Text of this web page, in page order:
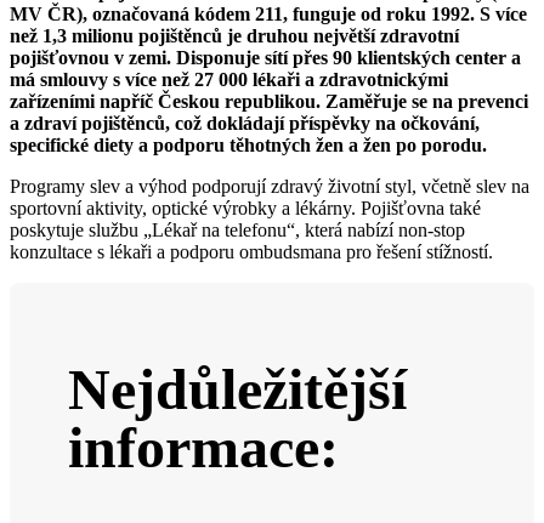
MV ČR), označovaná kódem 211, funguje od roku 1992. S více
než 1,3 milionu pojištěnců je druhou největší zdravotní
pojišťovnou v zemi. Disponuje sítí přes 90 klientských center a
má smlouvy s více než 27 000 lékaři a zdravotnickými
zařízeními napříč Českou republikou. Zaměřuje se na prevenci
a zdraví pojištěnců, což dokládají příspěvky na očkování,
specifické diety a podporu těhotných žen a žen po porodu.
Programy slev a výhod podporují zdravý životní styl, včetně slev na
sportovní aktivity, optické výrobky a lékárny. Pojišťovna také
poskytuje službu „Lékař na telefonu“, která nabízí non-stop
konzultace s lékaři a podporu ombudsmana pro řešení stížností.
Nejdůležitější
informace: